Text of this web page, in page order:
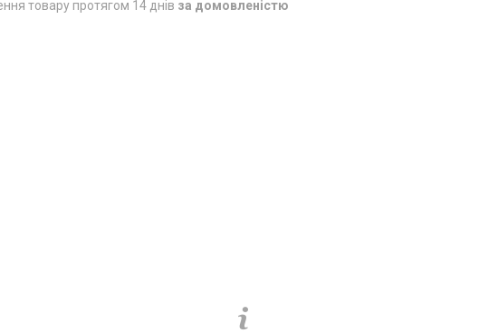
товару протягом 14 днів за домовленістю